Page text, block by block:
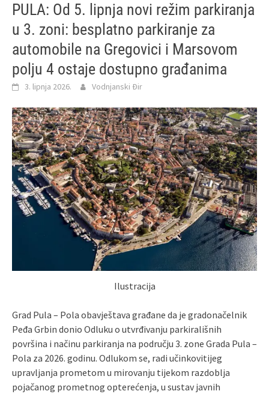
PULA: Od 5. lipnja novi režim parkiranja
u 3. zoni: besplatno parkiranje za
automobile na Gregovici i Marsovom
polju 4 ostaje dostupno građanima
3. lipnja 2026. Vodnjanski Đir
Ilustracija
Grad Pula – Pola obavještava građane da je gradonačelnik
Peđa Grbin donio Odluku o utvrđivanju parkirališnih
površina i načinu parkiranja na području 3. zone Grada Pula –
Pola za 2026. godinu. Odlukom se, radi učinkovitijeg
upravljanja prometom u mirovanju tijekom razdoblja
pojačanog prometnog opterećenja, u sustav javnih